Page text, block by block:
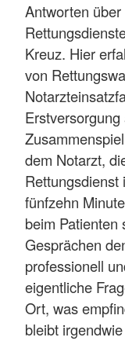
Antworten
Kreuz. Hier
von
dem Notarzt,
Rettungsdienst
fünfzehn
beim Patienten
Gesprächen
professionell
eigentliche
Ort, was
bleibt